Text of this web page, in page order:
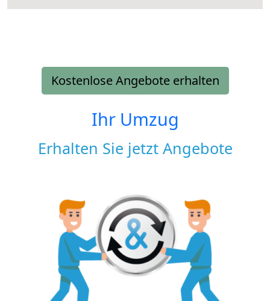
Kostenlose Angebote erhalten
Ihr Umzug
Erhalten Sie jetzt Angebote